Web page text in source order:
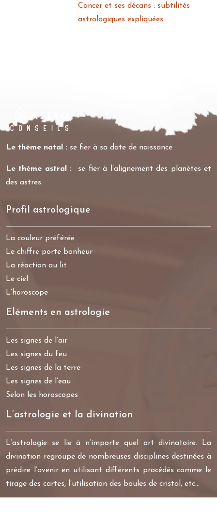
Cancer et ses décans : subtilités
astrologiques expliquées
Le thème natal : se fier à sa date de naissance
Le thème astral :
se fier à l’alignement des planètes et
des astres.
Profil astrologique
La couleur préférée
Le chiffre porte bonheur
La réaction au lit
Le ciel
L’horoscope
Eléments en astrologie
Les signes de l’air
Les signes du feu
Les signes de la terre
Les signes de l’eau
Selon les horoscopes
L’astrologie et la divination
L’astrologie se lie à n’importe quel art divinatoire. La
divination regroupe de nombreuses disciplines destinées à
prédire l’avenir en utilisant différents procédés comme le
tirage des cartes, l’utilisation des boules de cristal, etc…